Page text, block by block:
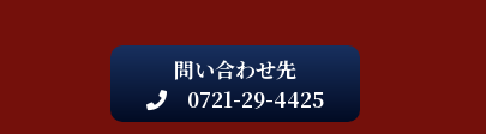
問い合わせ先
0721-29-4425